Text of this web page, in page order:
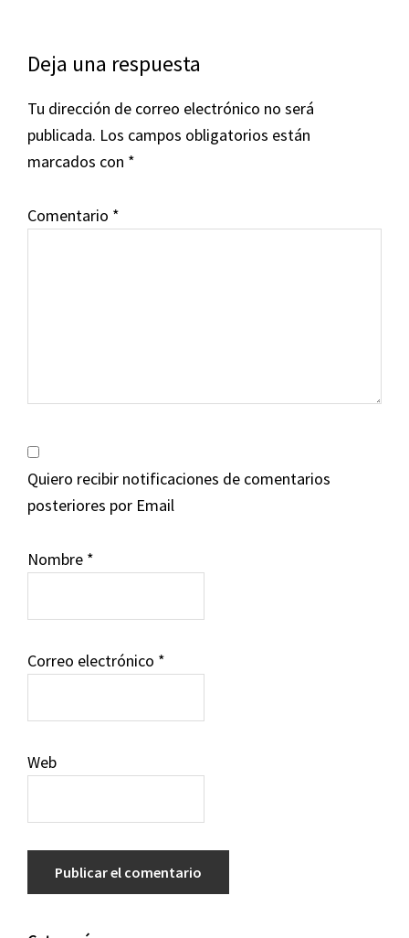
Interacciones
con
los
lectores
Deja una respuesta
Tu dirección de correo electrónico no será
publicada. Los campos obligatorios están
marcados con *
Comentario *
Quiero recibir notificaciones de comentarios
posteriores por Email
Nombre *
Correo electrónico *
Web